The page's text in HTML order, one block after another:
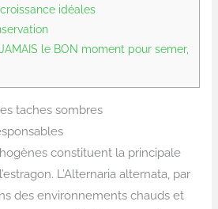
idéales
le BON moment pour semer,
taches sombres
constituent la principale
L’Alternaria alternata, par
des environnements chauds et